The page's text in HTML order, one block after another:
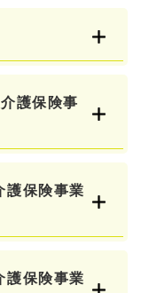
護保険事
護保険事業
護保険事業